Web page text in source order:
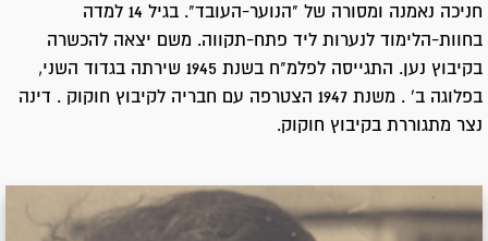
חניכה נאמנה ומסורה של "הנוער-העובד". בגיל 14 למדה
בחוות-הלימוד לנערות ליד פתח-תקווה. משם יצאה להכשרה
בקיבוץ נען. התגייסה לפלמ"ח בשנת 1945 שירתה בגדוד השני,
בפלוגה ב' . משנת 1947 הצטרפה עם חבריה לקיבוץ חוקוק . דינה
נצר מתגוררת בקיבוץ חוקוק.